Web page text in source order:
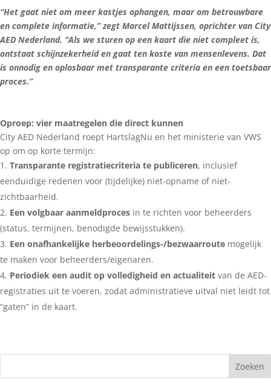
“Het gaat niet om meer kastjes ophangen, maar om betrouwbare
en complete informatie,” zegt Marcel Mattijssen, oprichter van City
AED Nederland. “Als we sturen op een kaart die niet compleet is,
ontstaat schijnzekerheid en gaat ten koste van mensenlevens. Dat
is onnodig en oplosbaar met transparante criteria en een toetsbaar
proces.”
Oproep: vier maatregelen die direct kunnen
City AED Nederland roept HartslagNu en het ministerie van VWS
op om op korte termijn:
Transparante registratiecriteria te publiceren, inclusief
eenduidige redenen voor (tijdelijke) niet-opname of niet-
zichtbaarheid.
Een volgbaar aanmeldproces in te richten voor beheerders
(status, termijnen, benodigde bewijsstukken).
Een onafhankelijke herbeoordelings-/bezwaarroute mogelijk
te maken voor beheerders/eigenaren.
Periodiek een audit op volledigheid en actualiteit van de AED-
registraties uit te voeren, zodat administratieve uitval niet leidt tot
“gaten” in de kaart.